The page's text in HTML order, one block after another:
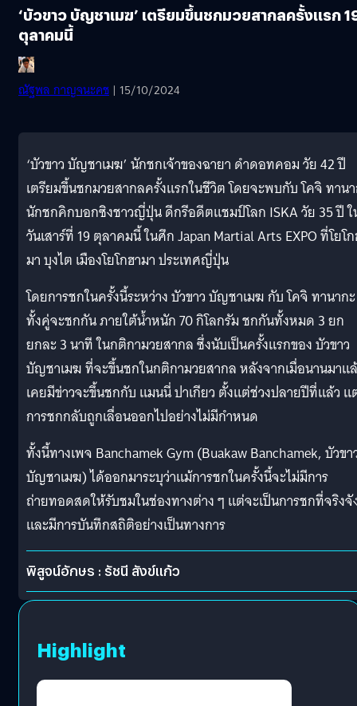
‘บัวขาว บัญชาเมฆ’ เตรียมขึ้นชกมวยสากลครั้งแรก
ตุลาคมนี้
ณัฐพล​ กาญ​จ​นะ​คช | 15/10/2024
‘บัวขาว บัญชาเมฆ’ นักชกเจ้าของฉายา ดำดอทคอม วัย 42 ปี
เตรียมขึ้นชกมวยสากลครั้งแรกในชีวิต โดยจะพบกับ โคจิ ทาน
นักชกคิกบอกซิงชาวญี่ปุ่น ดีกรีอดีตแชมป์โลก ISKA วัย 35 ปี
วันเสาร์ที่ 19 ตุลาคมนี้ ในศึก Japan Martial Arts EXPO ที่โยโ
มา บุงไต เมืองโยโกฮามา ประเทศญี่ปุ่น
โดยการชกในครั้งนี้ระหว่าง บัวขาว บัญชาเมฆ กับ โคจิ ทานากะ
ทั้งคู่จะชกกัน ภายใต้น้ำหนัก 70 กิโลกรัม ชกกันทั้งหมด 3 ยก
ยกละ 3 นาที ในกติกามวยสากล ซึ่งนับเป็นครั้งแรกของ บัวขาว
บัญชาเมฆ ที่จะขึ้นชกในกติกามวยสากล หลังจากเมื่อนานมาแ
เคยมีข่าวจะขึ้นชกกับ แมนนี่ ปาเกียว ตั้งแต่ช่วงปลายปีที่แล้ว แ
การชกกลับถูกเลื่อนออกไปอย่างไม่มีกำหนด
ทั้งนี้ทางเพจ Banchamek Gym (Buakaw Banchamek, บัวขา
บัญชาเมฆ) ได้ออกมาระบุว่าแม้การชกในครั้งนี้จะไม่มีการ
ถ่ายทอดสดให้รับชมในช่องทางต่าง ๆ แต่จะเป็นการชกที่จริงจั
และมีการบันทึกสถิติอย่างเป็นทางการ
พิสูจน์อักษร : รัชนี สังข์แก้ว
Highlight